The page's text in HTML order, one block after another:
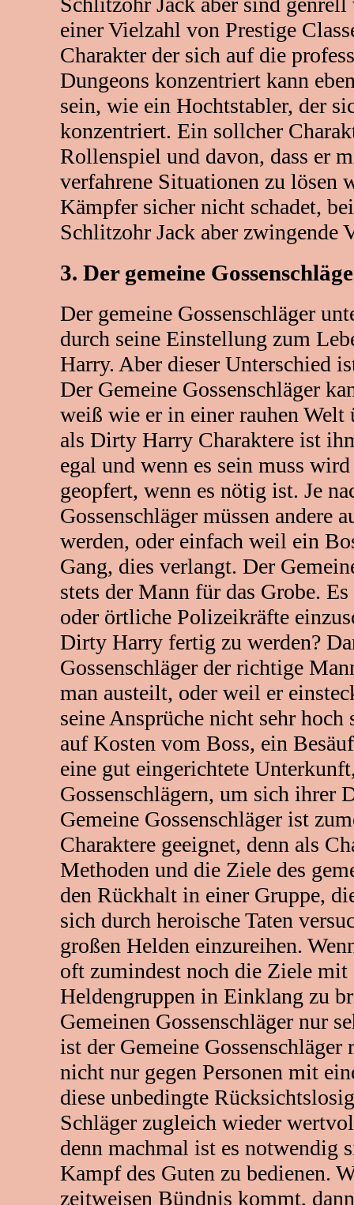
einer Vielzahl von Prestige
Charakter der sich auf die
Dungeons konzentriert kann
sein, wie ein Hochtstabler, der
konzentriert. Ein sollcher
Rollenspiel und davon, dass er
verfahrene Situationen zu lösen
Kämpfer sicher nicht schadet,
Schlitzohr Jack aber zwingende
3. Der gemeine
Der gemeine Gossenschläger
durch seine Einstellung zum
Harry. Aber dieser Unterschied
Der Gemeine Gossenschläger
weiß wie er in einer rauhen Welt
als Dirty Harry Charaktere ist
egal und wenn es sein muss
geopfert, wenn es nötig ist. Je
Gossenschläger müssen andere
werden, oder einfach weil ein
Gang, dies verlangt. Der
stets der Mann für das Grobe.
oder örtliche Polizeikräfte
Dirty Harry fertig zu werden?
Gossenschläger der richtige
man austeilt, oder weil er
seine Ansprüche nicht sehr
auf Kosten vom Boss, ein
eine gut eingerichtete
Gossenschlägern, um sich ihrer
Gemeine Gossenschläger ist
Charaktere geeignet, denn als
Methoden und die Ziele des
den Rückhalt in einer Gruppe,
sich durch heroische Taten
großen Helden einzureihen.
oft zumindest noch die Ziele mit
Heldengruppen in Einklang zu
Gemeinen Gossenschläger nur
ist der Gemeine
nicht nur gegen Personen mit
diese unbedingte
Schläger zugleich wieder
denn machmal ist es notwendig
Kampf des Guten zu bedienen.
zeitweisen Bündnis kommt,